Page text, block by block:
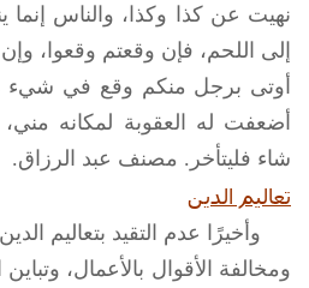
نهيت عن كذا وكذا، والناس إنما
إلى اللحم، فإن وقعتم وقعوا، وإن
أوتى برجل منكم وقع في شيء
أضعفت له العقوبة لمكانه
شاء فليتأخر. مصنف عبد الرزاق.
تعاليم الدين
وأخيرًا عدم التقيد بتعاليم
ومخالفة الأقوال بالأعمال،